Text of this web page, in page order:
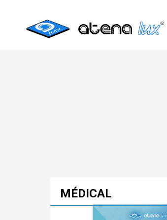
MÉDICAL